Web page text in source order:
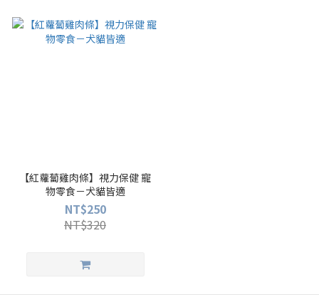
【紅蘿蔔雞肉條】視力保健 寵
物零食－犬貓皆適
NT$250
NT$320